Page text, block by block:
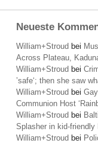
Neueste
William+Stroud bei
Across Plateau,
William+Stroud bei
’safe‘; then she saw
William+Stroud bei
Communion Host
William+Stroud bei
Splasher in kid-
William+Stroud bei